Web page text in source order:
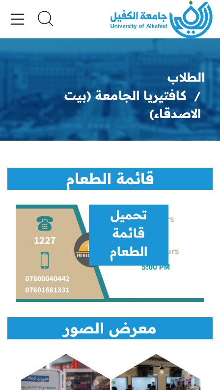
الطلاب
كافتيريا الجامعة (بيت
الاصدقاء)
قائمة الطعام
تحميل
قائمة
الطعام
معرض الصور